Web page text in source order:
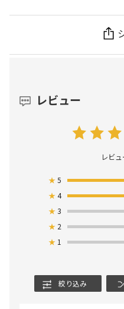
レビュー
レビュ
★5
★4
★3
★ 2
★ 1
絞り込み